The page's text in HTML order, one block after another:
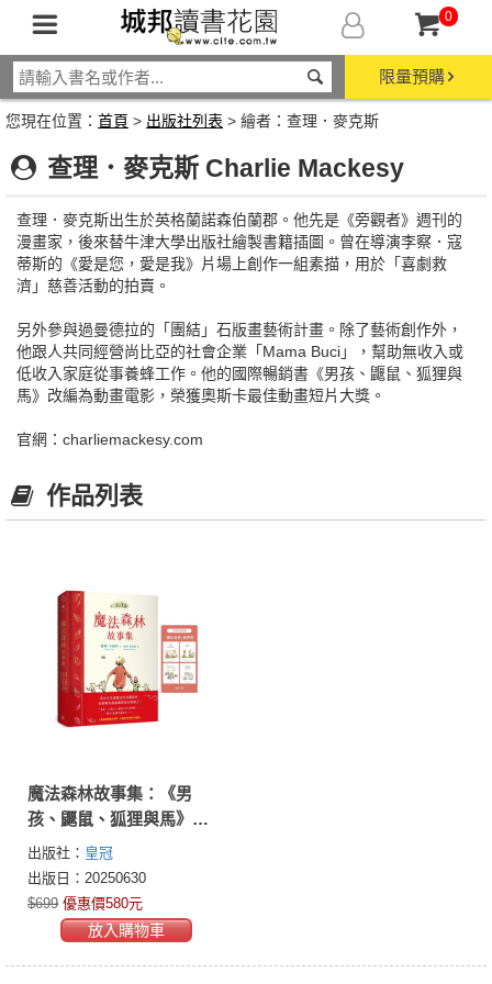
0
限量預購
您現在位置： 首頁 > 出版社列表 > 繪者：查理．麥克斯
查理．麥克斯 Charlie Mackesy
查理．麥克斯出生於英格蘭諾森伯蘭郡。他先是《旁觀者》週刊的
漫畫家，後來替牛津大學出版社繪製書籍插圖。曾在導演李察．寇
蒂斯的《愛是您，愛是我》片場上創作一組素描，用於「喜劇救
濟」慈善活動的拍賣。
另外參與過曼德拉的「團結」石版畫藝術計畫。除了藝術創作外，
他跟人共同經營尚比亞的社會企業「Mama Buci」，幫助無收入或
低收入家庭從事養蜂工作。他的國際暢銷書《男孩、鼴鼠、狐狸與
馬》改編為動畫電影，榮獲奧斯卡最佳動畫短片大獎。
官網：charliemackesy.com
作品列表
魔法森林故事集：《男
孩、鼴鼠、狐狸與馬》繪
者查理．麥克斯全新動人
力作！【首刷限量附贈 魔
法森林藏書票】
出版社： 皇冠
出版日：20250630
$699 優惠價580元
放入購物車